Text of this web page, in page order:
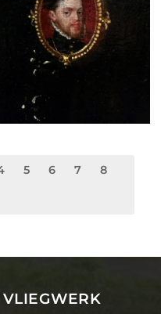
5 6 7 8
VLIEGWERK